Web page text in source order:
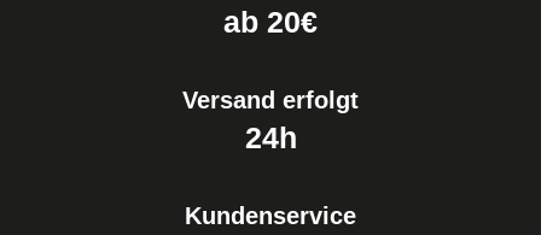
ab 20€
Versand erfolgt
24h
Kundenservice